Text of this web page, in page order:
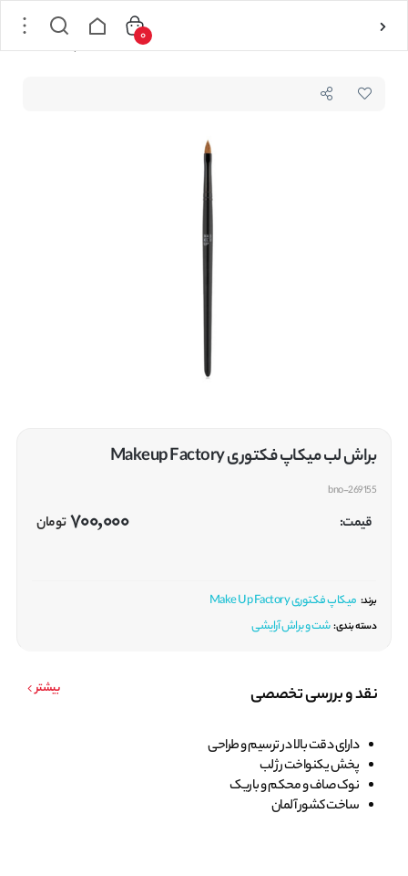
/ براش لب میکاپ فکتوری Makeup Factory0
براش لب میکاپ فکتوری Makeup Factory
bno-269155
قیمت: 700,000تومان
برند: میکاپ فکتوری Make Up Factory
دسته بندی: شت و براش آرایشی
نقد و بررسی تخصصی بیشتر
دارای دقت بالا در ترسیم و طراحی
پخش یکنواخت رژ لب
نوک صاف و محکم و باریک
ساخت کشور آلمان